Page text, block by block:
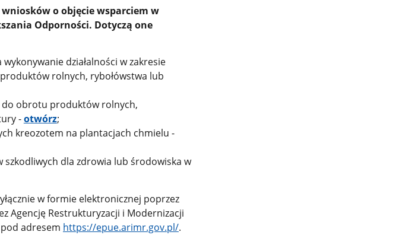
o objęcie wsparciem w
Odporności. Dotyczą one
działalności w zakresie
rolnych, rybołówstwa lub
do obrotu produktów rolnych,
-otwórz;
kreozotem na plantacjach chmielu -
szkodliwych dla zdrowia lub środowiska w
w formie elektronicznej poprzez
Agencję Restrukturyzacji i Modernizacji
adresem https://epue.arimr.gov.pl/.